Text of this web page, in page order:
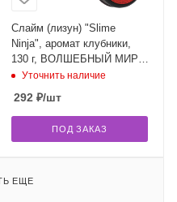
Слайм (лизун) "Slime
Ninja", аромат клубники,
130 г, ВОЛШЕБНЫЙ МИР,
S130-17
Уточнить наличие
292 ₽/шт
ПОД ЗАКАЗ
ЕЩЕ